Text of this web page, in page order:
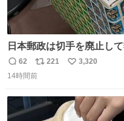
日本郵政は切手を廃止し
本郵政
返
信
62
リ
ポ
ト
221
い
数
3,320
14時間前